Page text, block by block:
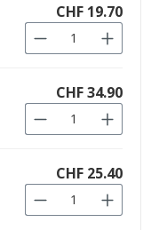
CHF 19.70
CHF 34.90
CHF 25.40